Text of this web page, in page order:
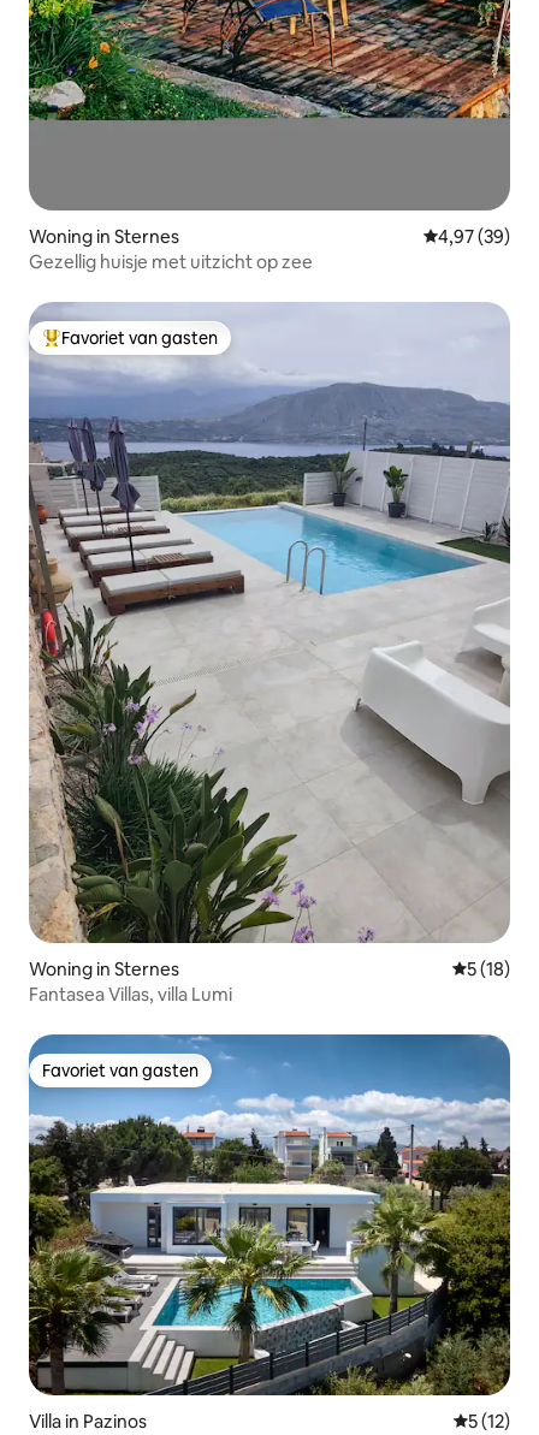
Woning in Sternes Gemiddelde
4,97 (39)
Gezellig huisje met uitzicht op zee
Topfavoriet van gasten
Favoriet van gasten
Woning in Sternes
5 (18)
Fantasea Villas, villa Lumi
Favoriet van gasten
Favoriet van gasten
Villa in Pazinos 5 (12)